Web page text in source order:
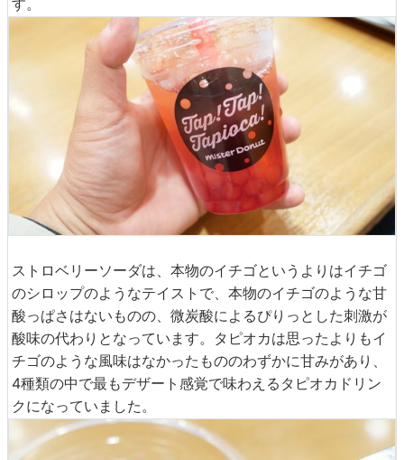
す。
ストロベリーソーダは、本物のイチゴというよりはイチゴ
のシロップのようなテイストで、本物のイチゴのような甘
酸っぱさはないものの、微炭酸によるぴりっとした刺激が
酸味の代わりとなっています。タピオカは思ったよりもイ
チゴのような風味はなかったもののわずかに甘みがあり、
4種類の中で最もデザート感覚で味わえるタピオカドリン
クになっていました。